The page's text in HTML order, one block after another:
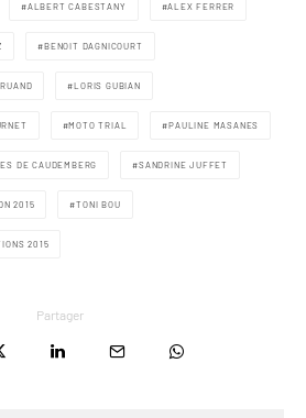
ALBERT CABESTANY ALEX FERRER
BENOIT DAGNICOURT
LORIS GUBIAN
MOTO TRIAL PAULINE MASANES
DE CAUDEMBERG SANDRINE JUFFET
2015 TONI BOU
2015
Partager